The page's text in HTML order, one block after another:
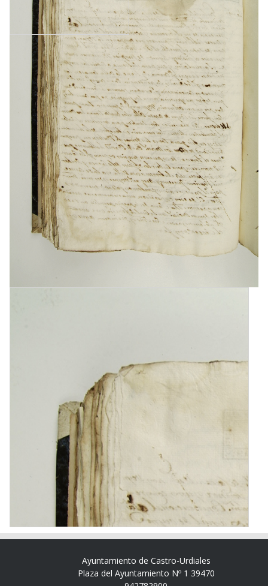
Ayuntamiento de Castro-Urdiales
Plaza del Ayuntamiento Nº 1 39470